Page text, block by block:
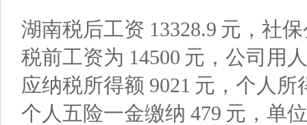
湖南税后工资 13328.9 元，社
税前工资为 14500 元，公司用
应纳税所得额 9021 元，个人所
个人五险一金缴纳 479 元，单